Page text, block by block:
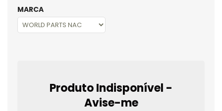
MARCA
Produto Indisponível -
Avise-me